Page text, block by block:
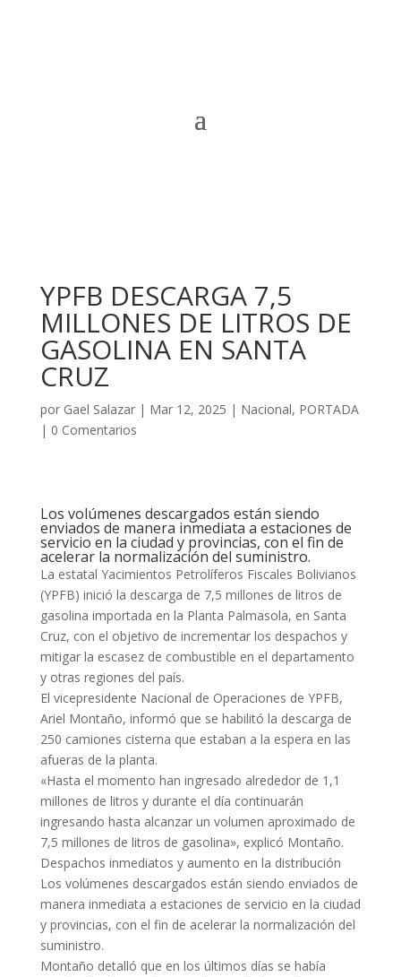
YPFB DESCARGA 7,5
MILLONES DE LITROS DE
GASOLINA EN SANTA
CRUZ
por Gael Salazar| Mar 12, 2025 | Nacional, PORTADA
| 0 Comentarios
Los volúmenes descargados están siendo
enviados de manera inmediata a estaciones de
servicio en la ciudad y provincias, con el fin de
acelerar la normalización del suministro.
La estatal Yacimientos Petrolíferos Fiscales Bolivianos
(YPFB) inició la descarga de 7,5 millones de litros de
gasolina importada en la Planta Palmasola, en Santa
Cruz, con el objetivo de incrementar los despachos y
mitigar la escasez de combustible en el departamento
y otras regiones del país.
El vicepresidente Nacional de Operaciones de YPFB,
Ariel Montaño, informó que se habilitó la descarga de
250 camiones cisterna que estaban a la espera en las
afueras de la planta.
«Hasta el momento han ingresado alrededor de 1,1
millones de litros y durante el día continuarán
ingresando hasta alcanzar un volumen aproximado de
7,5 millones de litros de gasolina», explicó Montaño.
Despachos inmediatos y aumento en la distribución
Los volúmenes descargados están siendo enviados de
manera inmediata a estaciones de servicio en la ciudad
y provincias, con el fin de acelerar la normalización del
suministro.
Montaño detalló que en los últimos días se había